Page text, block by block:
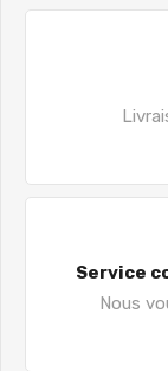
Service
Nous